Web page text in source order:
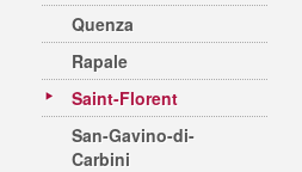
Quenza
Rapale
Saint-Florent
San-Gavino-di-
Carbini